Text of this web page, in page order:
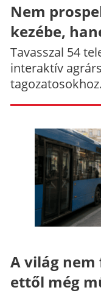
Nem
kezébe,
Tavasszal 54
interaktív
tagozatosokhoz.
A világ nem
ettől még